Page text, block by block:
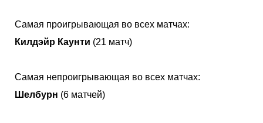
Самая проигрывающая во всех матчах:
Килдэйр Каунти (21 матч)
Самая непроигрывающая во всех матчах:
Шелбурн (6 матчей)